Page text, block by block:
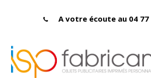
A votre écoute au 04 77